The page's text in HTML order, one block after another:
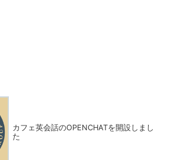
カフェ英会話のOPENCHATを開設しまし
た